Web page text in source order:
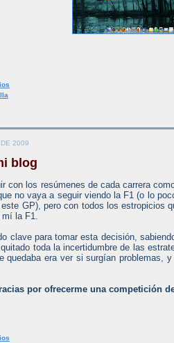
2009
blog
con los resúmenes de cada carrera
no vaya a seguir viendo la F1 (o lo
GP), pero con todos los estropicios
mí la F1.
clave para tomar esta decisión,
toda la incertidumbre de las
quedaba era ver si surgían problemas,
por ofrecerme una competición